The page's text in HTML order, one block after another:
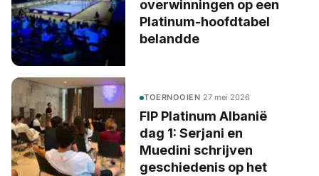
overwinningen op een
Platinum-hoofdtabel
belandde
TOERNOOIEN·27 mei 2026
FIP Platinum Albanië
dag 1: Serjani en
Muedini schrijven
geschiedenis op het